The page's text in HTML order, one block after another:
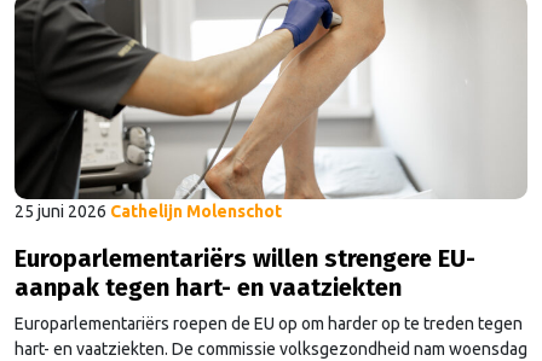
25 juni 2026 Cathelijn Molenschot
Europarlementariërs willen strengere EU-
aanpak tegen hart- en vaatziekten
Europarlementariërs roepen de EU op om harder op te treden tegen
hart- en vaatziekten. De commissie volksgezondheid nam woensdag